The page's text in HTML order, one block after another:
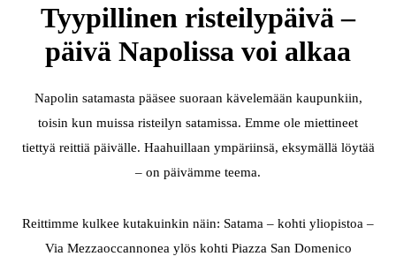
Tyypillinen risteilypäivä –
päivä Napolissa voi alkaa
Napolin satamasta pääsee suoraan kävelemään kaupunkiin,
toisin kun muissa risteilyn satamissa. Emme ole miettineet
tiettyä reittiä päivälle. Haahuillaan ympäriinsä, eksymällä löytää
– on päivämme teema.
Reittimme kulkee kutakuinkin näin: Satama – kohti yliopistoa –
Via Mezzaoccannonea ylös kohti Piazza San Domenico